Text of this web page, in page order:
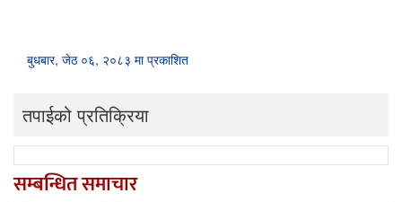
बुधबार, जेठ ०६, २०८३ मा प्रकाशित
तपाईको प्रतिक्रिया
सम्बन्धित समाचार